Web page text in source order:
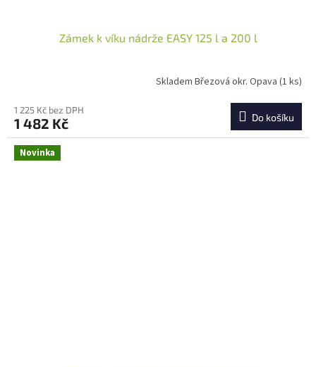
Zámek k víku nádrže EASY 125 l a 200 l
Skladem Březová okr. Opava (1 ks)
1 225 Kč bez DPH
1 482 Kč Do košíku
Novinka